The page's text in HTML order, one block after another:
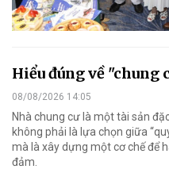
Hiểu đúng về "chung
08/08/2026 14:05
Nhà chung cư là một tài sản
không phải là lựa chọn giữa
mà là xây dựng một cơ chế để
đảm.